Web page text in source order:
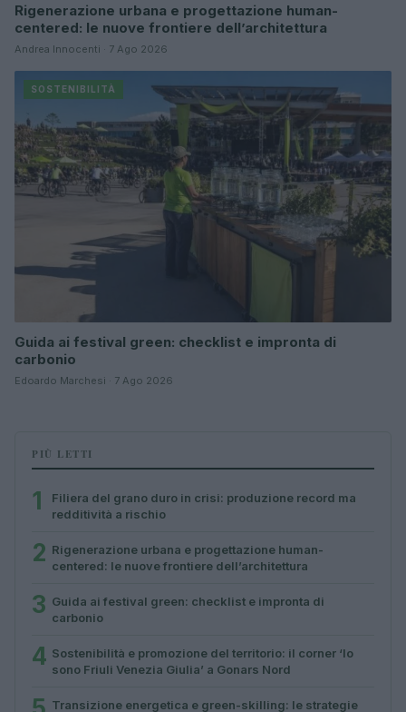
Rigenerazione urbana e progettazione human-
centered: le nuove frontiere dell’architettura
Andrea Innocenti · 7 Ago 2026
SOSTENIBILITÀ
Guida ai festival green: checklist e impronta di
carbonio
Edoardo Marchesi · 7 Ago 2026
PIÙ LETTI
1
Filiera del grano duro in crisi: produzione record ma
redditività a rischio
2 Rigenerazione urbana e progettazione human-
centered: le nuove frontiere dell’architettura
3 Guida ai festival green: checklist e impronta di
carbonio
4 Sostenibilità e promozione del territorio: il corner ‘Io
sono Friuli Venezia Giulia’ a Gonars Nord
Transizione energetica e green-skilling: le strategie